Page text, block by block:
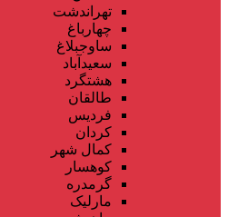
تهراندشت
چهارباغ
ساوجبلاغ
سعیدآباد
هشتگرد
طالقان
فردیس
کردان
کمال شهر
کوهسار
گرمدره
مارلیک